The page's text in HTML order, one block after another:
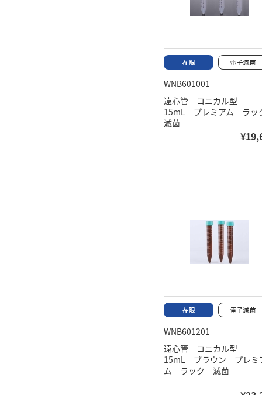
WNB601001
遠心管 コニカル型
15mL プレミアム ラ
滅菌
WNB601201
遠心管 コニカル型
15mL ブラウン プレミ
ム ラック 滅菌